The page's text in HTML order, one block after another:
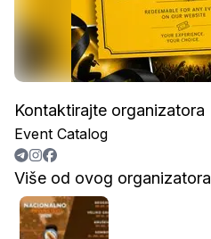
Kontaktirajte organizatora
Event Catalog
Više od ovog organizatora